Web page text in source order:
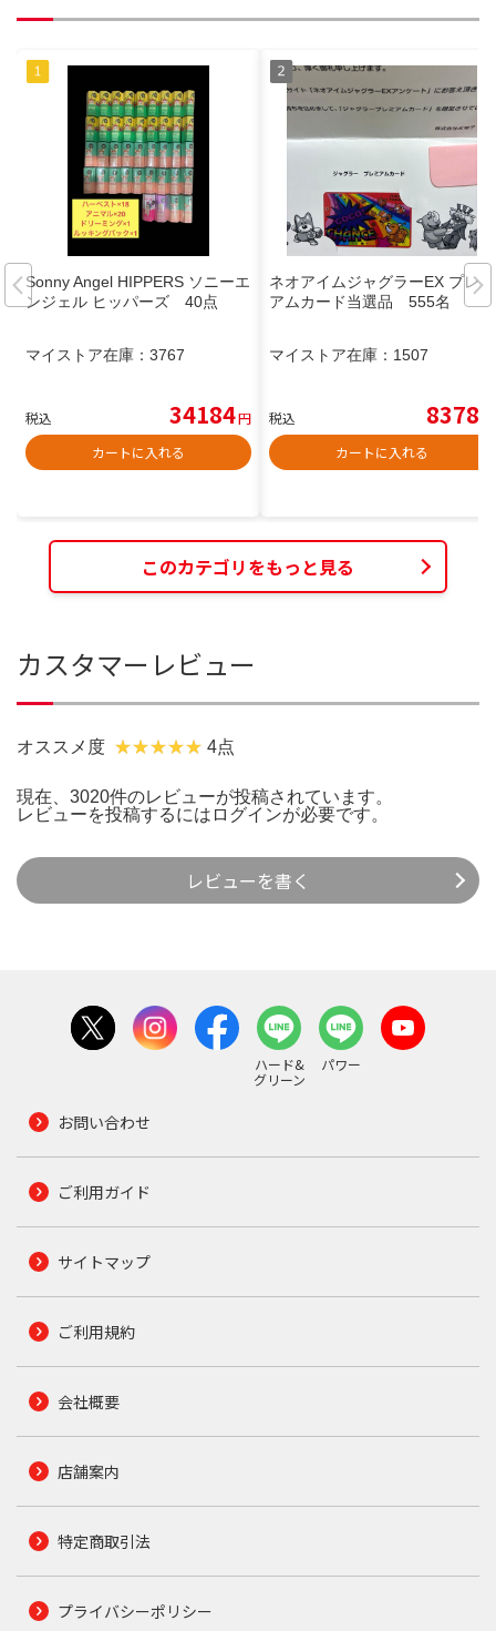
Sonny Angel HIPPERS ソニーエ
ンジェル ヒッパーズ 40点
マイストア在庫： 3767
税込 34184円
カートに入れる
ネオアイムジャグラーEX プレミ
アムカード当選品 555名
マイストア在庫： 1507
税込 8378
カートに入れる
このカテゴリをもっと見る
カスタマーレビュー
オススメ度 4点
現在、3020件のレビューが投稿されています。
レビューを投稿するには ログインが必要です。
レビューを書く
ハード&
グリーン
パワー
お問い合わせ
ご利用ガイド
サイトマップ
ご利用規約
会社概要
店舗案内
特定商取引法
プライバシーポリシー